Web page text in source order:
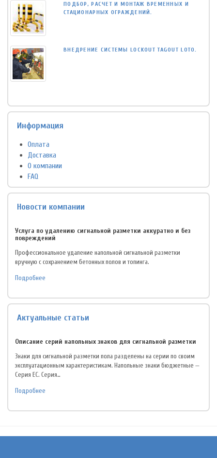
ПОДБОР, РАСЧЕТ И МОНТАЖ ВРЕМЕННЫХ И
СТАЦИОНАРНЫХ ОГРАЖДЕНИЙ.
ВНЕДРЕНИЕ СИСТЕМЫ LOCKOUT TAGOUT LOTO.
Информация
Оплата
Доставка
О компании
FAQ
Новости компании
Услуга по удалению сигнальной разметки аккуратно и без
повреждений
Профессиональное удаление напольной сигнальной разметки
вручную с сохранением бетонных полов и топинга.
Подробнее
Актуальные статьи
Описание серий напольных знаков для сигнальной разметки
Знаки для сигнальной разметки пола разделены на серии по своим
эксплуатационным характеристикам. Напольные знаки бюджетные —
Серия EC. Серия…
Подробнее